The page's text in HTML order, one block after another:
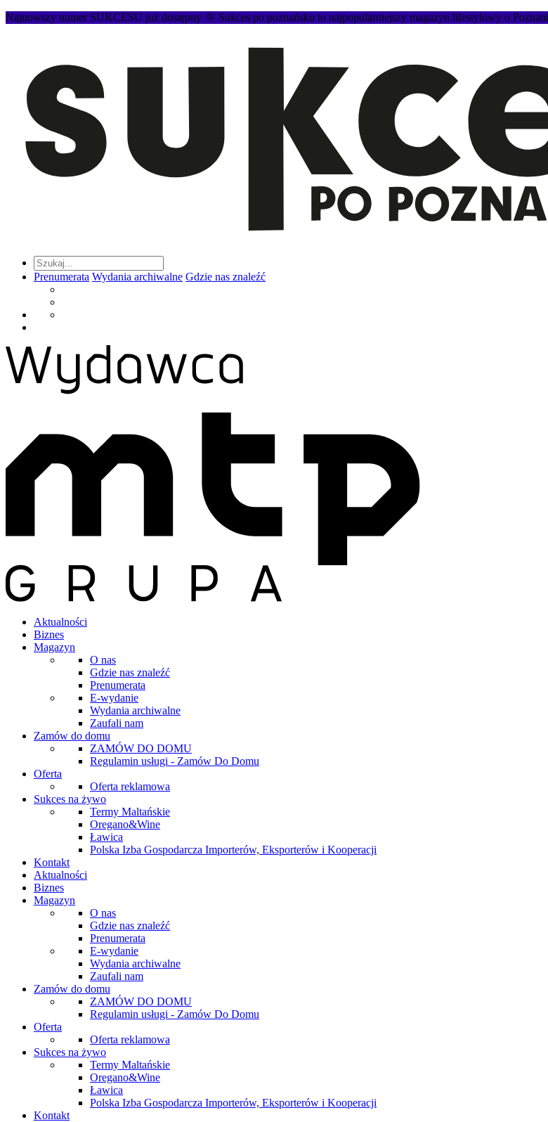
Najnowszy numer SUKCESU już dostępny 🌞 Sukces po poznańsku to najpopularniejszy magazyn lifestylowy o
Prenumerata Wydania archiwalne Gdzie nas znaleźć
Aktualności
Biznes
Magazyn
O nas
Gdzie nas znaleźć
Prenumerata
E-wydanie
Wydania archiwalne
Zaufali nam
Zamów do domu
ZAMÓW DO DOMU
Regulamin usługi - Zamów Do Domu
Oferta
Oferta reklamowa
Sukces na żywo
Termy Maltańskie
Oregano&Wine
Ławica
Polska Izba Gospodarcza Importerów, Eksporterów i Kooperacji
Kontakt
Aktualności
Biznes
Magazyn
O nas
Gdzie nas znaleźć
Prenumerata
E-wydanie
Wydania archiwalne
Zaufali nam
Zamów do domu
ZAMÓW DO DOMU
Regulamin usługi - Zamów Do Domu
Oferta
Oferta reklamowa
Sukces na żywo
Termy Maltańskie
Oregano&Wine
Ławica
Polska Izba Gospodarcza Importerów, Eksporterów i Kooperacji
Kontakt